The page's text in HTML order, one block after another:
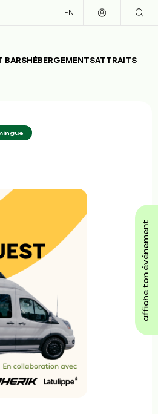
EN
BARSHÉBERGEMENTSATTRAITS
affiche ton événement